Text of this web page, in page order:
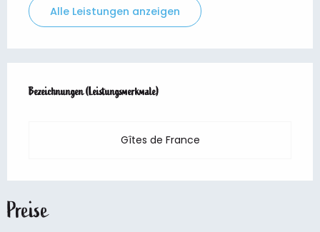
Alle Leistungen anzeigen
Bezeichnungen (Leistungsmerkmale)
Bezeichnungen (Leistungsmerkmale)
Gîtes de France
Preise